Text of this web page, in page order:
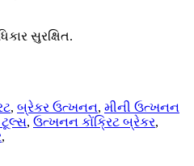
સુરક્ષિત.
, બ્રેકર ઉત્ખનન, મીની ઉત્ખનન
ટૂલ્સ, ઉત્ખનન કોંક્રિટ બ્રેકર,
,